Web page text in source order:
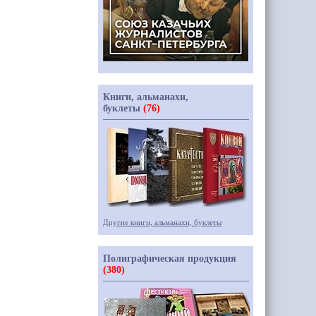
Книги, альманахи,
буклеты (76)
Другие книги, альманахи, буклеты
Полиграфическая продукция
(380)